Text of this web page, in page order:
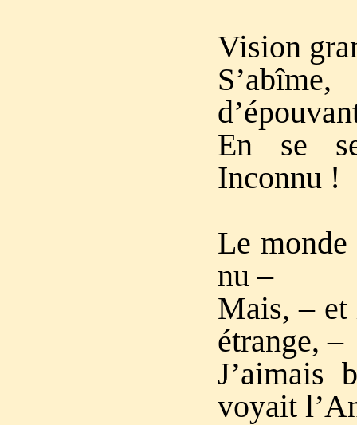
Vision
En se
Inconnu !
Le
nu –
Mais, – et
étrange, –
J’aimais
voyait